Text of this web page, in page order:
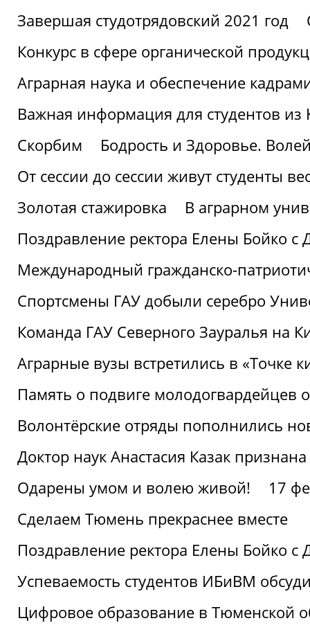
Завершая студотрядовский 2021 год
Конкурс в сфере органической
Аграрная наука и обеспечение
Важная информация для студентов из
Скорбим
Бодрость и Здоровье.
От сессии до сессии живут студенты
Золотая стажировка
В аграрном
Поздравление ректора Елены Бойко с
Международный гражданско-
Спортсмены ГАУ добыли серебро
Команда ГАУ Северного Зауралья на
Аграрные вузы встретились в «Точке
Память о подвиге молодогвардейцев
Волонтёрские отряды пополнились
Доктор наук Анастасия Казак
Одарены умом и волею живой!
17
Сделаем Тюмень прекраснее вместе
Поздравление ректора Елены Бойко с
Успеваемость студентов ИБиВМ
Цифровое образование в Тюменской